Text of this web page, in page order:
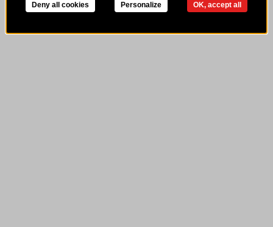
OK, accept all
Deny all cookies Personalize